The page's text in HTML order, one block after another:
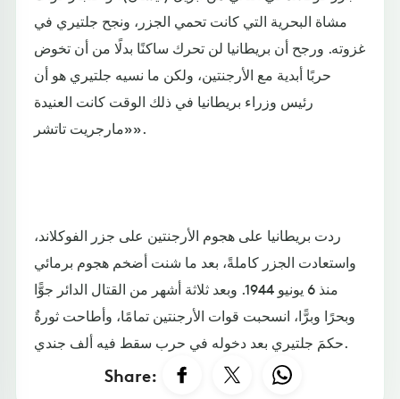
مشاة البحرية التي كانت تحمي الجزر، ونجح جلتيري في
غزوته. ورجح أن بريطانيا لن تحرك ساكنًا بدلًا من أن تخوض
حربًا أبدية مع الأرجنتين، ولكن ما نسيه جلتيري هو أن
رئيس وزراء بريطانيا في ذلك الوقت كانت العنيدة
«مارجريت تاتشر».
ردت بريطانيا على هجوم الأرجنتين على جزر الفوكلاند،
واستعادت الجزر كاملةً، بعد ما شنت أضخم هجوم برمائي
منذ 6 يونيو 1944. وبعد ثلاثة أشهر من القتال الدائر جوًّا
وبحرًا وبرًّا، انسحبت قوات الأرجنتين تمامًا، وأطاحت ثورةٌ
حكمَ جلتيري بعد دخوله في حرب سقط فيه ألف جندي.
Share: